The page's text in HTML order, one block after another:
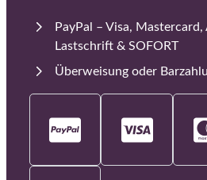
PayPal – Visa, Mastercard,
Lastschrift & SOFORT
Überweisung oder